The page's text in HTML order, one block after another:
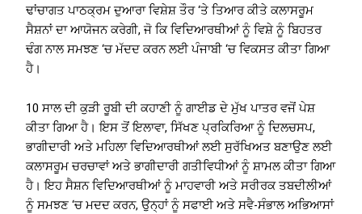
ਢਾਂਚਾਗਤ ਪਾਠਕ੍ਰਮ ਦੁਆਰਾ ਵਿਸ਼ੇਸ਼ ਤੌਰ ‘ਤੇ ਤਿਆਰ ਕੀਤੇ ਕਲਾਸਰੂਮ
ਸੈਸ਼ਨਾਂ ਦਾ ਆਯੋਜਨ ਕਰੇਗੀ, ਜੋ ਕਿ ਵਿਦਿਆਰਥੀਆਂ ਨੂੰ ਵਿਸ਼ੇ ਨੂੰ ਬਿਹਤਰ
ਢੰਗ ਨਾਲ ਸਮਝਣ ‘ਚ ਮੱਦਦ ਕਰਨ ਲਈ ਪੰਜਾਬੀ ‘ਚ ਵਿਕਸਤ ਕੀਤਾ ਗਿਆ
ਹੈ।
10 ਸਾਲ ਦੀ ਕੁੜੀ ਰੂਬੀ ਦੀ ਕਹਾਣੀ ਨੂੰ ਗਾਈਡ ਦੇ ਮੁੱਖ ਪਾਤਰ ਵਜੋਂ ਪੇਸ਼
ਕੀਤਾ ਗਿਆ ਹੈ। ਇਸ ਤੋਂ ਇਲਾਵਾ, ਸਿੱਖਣ ਪ੍ਰਕਿਰਿਆ ਨੂੰ ਦਿਲਚਸਪ,
ਭਾਗੀਦਾਰੀ ਅਤੇ ਮਹਿਲਾ ਵਿਦਿਆਰਥੀਆਂ ਲਈ ਸੁਰੱਖਿਅਤ ਬਣਾਉਣ ਲਈ
ਕਲਾਸਰੂਮ ਚਰਚਾਵਾਂ ਅਤੇ ਭਾਗੀਦਾਰੀ ਗਤੀਵਿਧੀਆਂ ਨੂੰ ਸ਼ਾਮਲ ਕੀਤਾ ਗਿਆ
ਹੈ। ਇਹ ਸੈਸ਼ਨ ਵਿਦਿਆਰਥੀਆਂ ਨੂੰ ਮਾਹਵਾਰੀ ਅਤੇ ਸਰੀਰਕ ਤਬਦੀਲੀਆਂ
ਨੂੰ ਸਮਝਣ ‘ਚ ਮਦਦ ਕਰਨ, ਉਨ੍ਹਾਂ ਨੂੰ ਸਫਾਈ ਅਤੇ ਸਵੈ-ਸੰਭਾਲ ਅਭਿਆਸਾਂ